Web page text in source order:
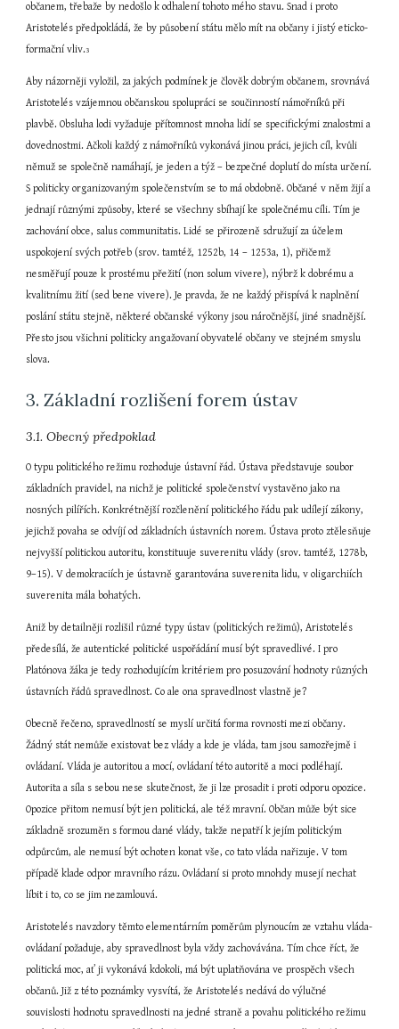
občanem, třebaže by nedošlo k odhalení tohoto mého stavu. Snad i proto
Aristotelés předpokládá, že by působení státu mělo mít na občany i jistý eticko-
formační vliv.3
Aby názorněji vyložil, za jakých podmínek je člověk dobrým občanem, srovnává
Aristotelés vzájemnou občanskou spolupráci se součinností námořníků při
plavbě. Obsluha lodi vyžaduje přítomnost mnoha lidí se specifickými znalostmi a
dovednostmi. Ačkoli každý z námořníků vykonává jinou práci, jejich cíl, kvůli
němuž se společně namáhají, je jeden a týž – bezpečné doplutí do místa určení.
S politicky organizovaným společenstvím se to má obdobně. Občané v něm žijí a
jednají různými způsoby, které se všechny sbíhají ke společnému cíli. Tím je
zachování obce, salus communitatis. Lidé se přirozeně sdružují za účelem
uspokojení svých potřeb (srov. tamtéž, 1252b, 14 – 1253a, 1), přičemž
nesměřují pouze k prostému přežití (non solum vivere), nýbrž k dobrému a
kvalitnímu žití (sed bene vivere). Je pravda, že ne každý přispívá k naplnění
poslání státu stejně, některé občanské výkony jsou náročnější, jiné snadnější.
Přesto jsou všichni politicky angažovaní obyvatelé občany ve stejném smyslu
slova.
3. Základní rozlišení forem ústav
3.1. Obecný předpoklad
O typu politického režimu rozhoduje ústavní řád. Ústava představuje soubor
základních pravidel, na nichž je politické společenství vystavěno jako na
nosných pilířích. Konkrétnější rozčlenění politického řádu pak udílejí zákony,
jejichž povaha se odvíjí od základních ústavních norem. Ústava proto ztělesňuje
nejvyšší politickou autoritu, konstituuje suverenitu vlády (srov. tamtéž, 1278b,
9–15). V demokraciích je ústavně garantována suverenita lidu, v oligarchiích
suverenita mála bohatých.
Aniž by detailněji rozlišil různé typy ústav (politických režimů), Aristotelés
předesílá, že autentické politické uspořádání musí být spravedlivé. I pro
Platónova žáka je tedy rozhodujícím kritériem pro posuzování hodnoty různých
ústavních řádů spravedlnost. Co ale ona spravedlnost vlastně je?
Obecně řečeno, spravedlností se myslí určitá forma rovnosti mezi občany.
Žádný stát nemůže existovat bez vlády a kde je vláda, tam jsou samozřejmě i
ovládaní. Vláda je autoritou a mocí, ovládaní této autoritě a moci podléhají.
Autorita a síla s sebou nese skutečnost, že ji lze prosadit i proti odporu opozice.
Opozice přitom nemusí být jen politická, ale též mravní. Občan může být sice
základně srozuměn s formou dané vlády, takže nepatří k jejím politickým
odpůrcům, ale nemusí být ochoten konat vše, co tato vláda nařizuje. V tom
případě klade odpor mravního rázu. Ovládaní si proto mnohdy musejí nechat
líbit i to, co se jim nezamlouvá.
Aristotelés navzdory těmto elementárním poměrům plynoucím ze vztahu vláda-
ovládaní požaduje, aby spravedlnost byla vždy zachovávána. Tím chce říct, že
politická moc, ať ji vykonává kdokoli, má být uplatňována ve prospěch všech
občanů. Již z této poznámky vysvítá, že Aristotelés nedává do výlučné
souvislosti hodnotu spravedlnosti na jedné straně a povahu politického režimu